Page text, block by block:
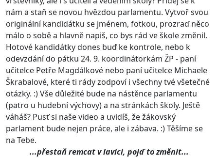
nám a staň se novou hvězdou parlamentu. Vytvoř svou
originální kandidátku se jménem, fotkou, prozraď něco
málo o sobě a hlavně napiš, co bys rád ve škole změnil.
Hotové kandidátky dones buď ke kontrole, nebo k
odevzdání do pátku 24. 9. koordinátorkám ŽP - paní
učitelce Petře Magdálkové nebo paní učitelce Michaele
Škrabalové, které ti rády zodpoví i všechny tvé všetečné
otázky. :) Vše důležité bude na nástěnce parlamentu
(patro u hudební výchovy) a na stránkách školy. Ještě
váháš? Pusť si naše video a uvidíš, že žákovský
parlament bude nejen práce, ale i zábava. :) Těšíme se
na Tebe.
...přestaň remcat v lavici, pojď to změnit...